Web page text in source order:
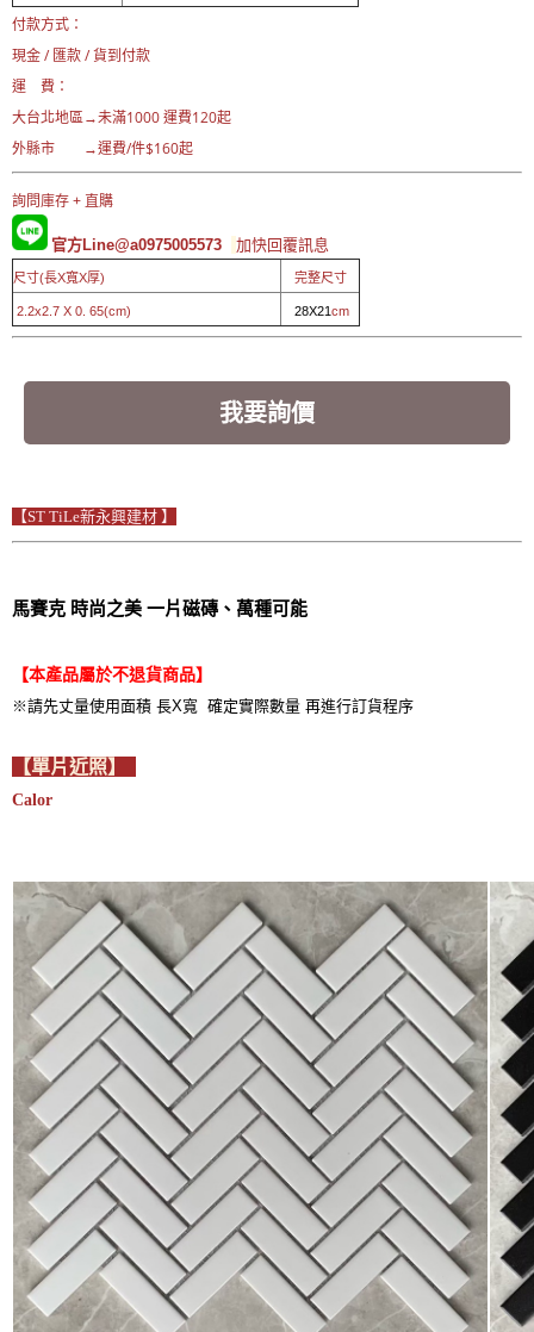
付款方式：
現金 / 匯款 / 貨到付款
運 費：
大台北地區→未滿1000 運費120起
外縣市 →運費/件$160起
詢問庫存 + 直購
官方Line@a0975005573 加快回覆訊息
尺寸(長X寬X厚) 完整尺寸
2.2x2.7 X 0. 65(cm) 28X21cm
我要詢價
【ST TiLe新永興建材 】
馬賽克 時尚之美 一片磁磚、萬種可能
【本產品屬於不退貨商品】
※請先丈量使用面積 長X寬 確定實際數量 再進行訂貨程序
【單片近照】
Calor